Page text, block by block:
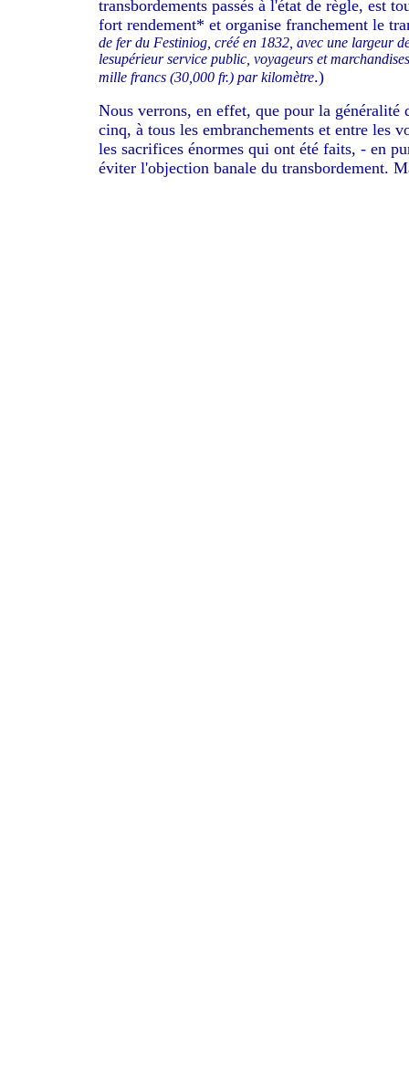
transbordements passés à l'état de règle, est
fort rendement* et organise franchement le
de fer du Festiniog, créé en 1832, avec une largeur
lesupérieur service public, voyageurs et
mille francs (30,000 fr.) par kilomètre.)
Nous verrons, en effet, que pour la généralité
cinq, à tous les embranchements et entre les
les sacrifices énormes qui ont été faits, - en
éviter l'objection banale du transbordement.